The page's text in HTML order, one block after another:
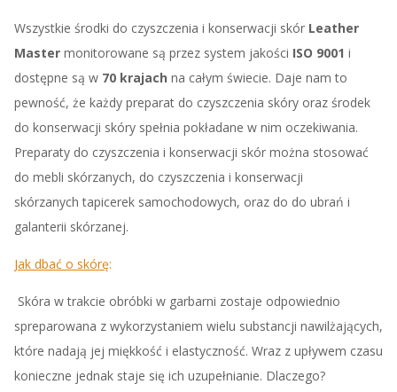
Wszystkie środki do czyszczenia i konserwacji skór Leather
Master monitorowane są przez system jakości ISO 9001 i
dostępne są w 70 krajach na całym świecie. Daje nam to
pewność, że każdy preparat do czyszczenia skóry oraz środek
do konserwacji skóry spełnia pokładane w nim oczekiwania.
Preparaty do czyszczenia i konserwacji skór można stosować
do mebli skórzanych, do czyszczenia i konserwacji
skórzanych tapicerek samochodowych, oraz do do ubrań i
galanterii skórzanej.
Jak dbać o skórę:
Skóra w trakcie obróbki w garbarni zostaje odpowiednio
spreparowana z wykorzystaniem wielu substancji nawilżających,
które nadają jej miękkość i elastyczność. Wraz z upływem czasu
konieczne jednak staje się ich uzupełnianie. Dlaczego?